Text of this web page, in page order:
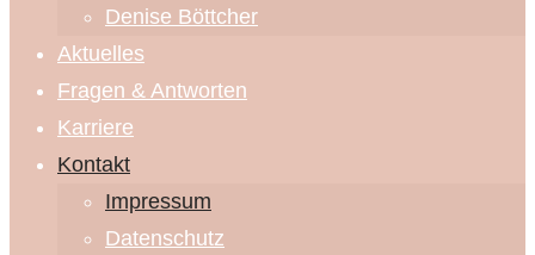
Denise Böttcher
Aktuelles
Fragen & Antworten
Karriere
Kontakt
Impressum
Datenschutz